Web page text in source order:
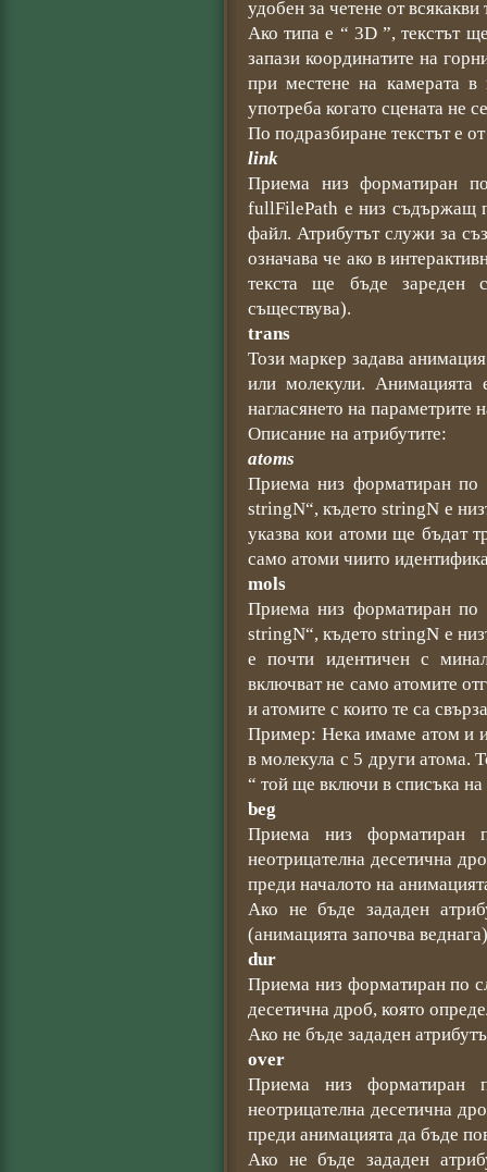
удобен за четене от всякакви
Ако типа е “ 3D ”, текстът
запази координатите на
при местене на камерата в
употреба когато сцената не
По подразбиране текстът е
link
Приема низ форматиран
fullFilePath е низ съдържащ
файл. Атрибутът служи за
означава че ако в
текста ще бъде зареден
съществува).
trans
Този маркер задава
или молекули. Анимацията
нагласянето на параметрите
Описание на атрибутите:
atoms
Приема низ форматиран
stringN“, където stringN е
указва кои атоми ще бъдат
само атоми чиито
mols
Приема низ форматиран
stringN“, където stringN е
е почти идентичен с
включват не само атомите
и атомите с които те са
Пример: Нека имаме атом и
в молекула с 5 други атома.
“ той ще включи в списъка
beg
Приема низ
неотрицателна десетична
преди началото на
Ако не бъде зададен
(анимацията започва
dur
Приема низ форматиран по
десетична дроб, която
Ако не бъде зададен
over
Приема низ
неотрицателна десетична
преди анимацията да бъде
Ако не бъде зададен